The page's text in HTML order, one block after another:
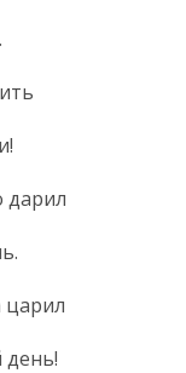
дарил
царил
день!